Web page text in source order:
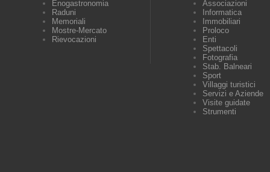
Enogastronomia
Raduni
Memoriali
Mostre-Mercato
Rievocazioni
Associazioni
Informatica
Immobiliari
Proloco
Enti
Spettacoli
Fotografia
Stab. Balneari
Sport
Villaggi turistici
Servizi e Aziende
Visite guidate
Strumenti